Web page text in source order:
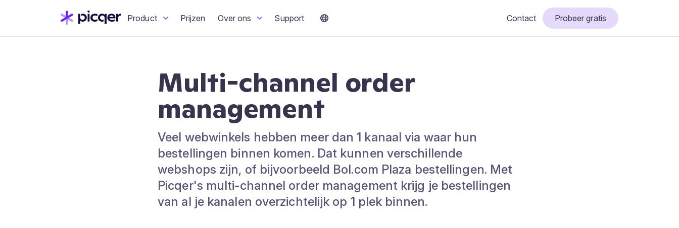
Product Prijzen Over ons Support Contact Probeer gratis
Multi-channel order
management
Veel webwinkels hebben meer dan 1 kanaal via waar hun
bestellingen binnen komen. Dat kunnen verschillende
webshops zijn, of bijvoorbeeld Bol.com Plaza bestellingen. Met
Picqer's multi-channel order management krijg je bestellingen
van al je kanalen overzichtelijk op 1 plek binnen.